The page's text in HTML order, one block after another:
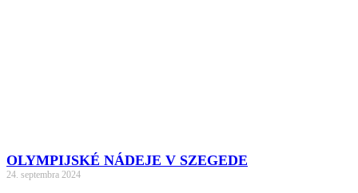
OLYMPIJSKÉ NÁDEJE V SZEGEDE
24. septembra 2024